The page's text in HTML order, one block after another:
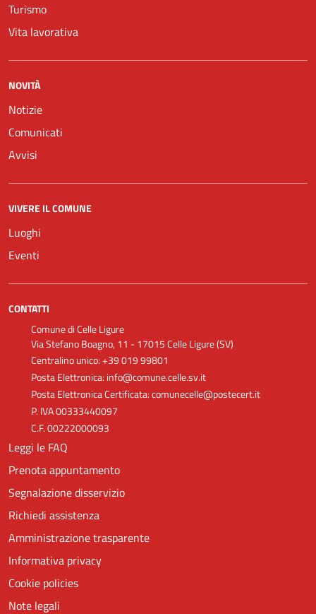
Turismo
Vita lavorativa
NOVITÀ
Notizie
Comunicati
Avvisi
VIVERE IL COMUNE
Luoghi
Eventi
CONTATTI
Comune di Celle Ligure
Via Stefano Boagno, 11 - 17015 Celle Ligure (SV)
Centralino unico: +39 019 99801
Posta Elettronica: info@comune.celle.sv.it
Posta Elettronica Certificata: comunecelle@postecert.it
P. IVA 00333440097
C.F. 00222000093
Leggi le FAQ
Prenota appuntamento
Segnalazione disservizio
Richiedi assistenza
Amministrazione trasparente
Informativa privacy
Cookie policies
Note legali